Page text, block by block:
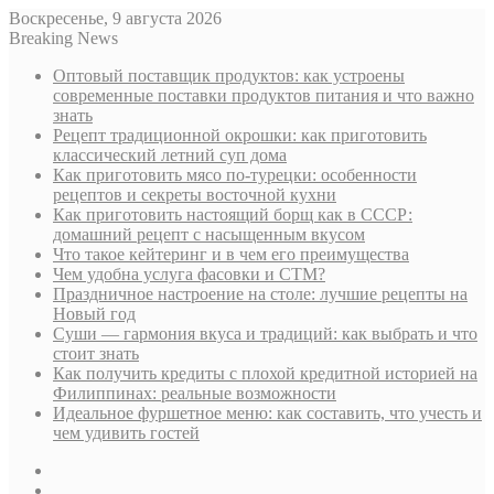
Воскресенье, 9 августа 2026
Breaking News
Оптовый поставщик продуктов: как устроены
современные поставки продуктов питания и что важно
знать
Рецепт традиционной окрошки: как приготовить
классический летний суп дома
Как приготовить мясо по-турецки: особенности
рецептов и секреты восточной кухни
Как приготовить настоящий борщ как в СССР:
домашний рецепт с насыщенным вкусом
Что такое кейтеринг и в чем его преимущества
Чем удобна услуга фасовки и СТМ?
Праздничное настроение на столе: лучшие рецепты на
Новый год
Суши — гармония вкуса и традиций: как выбрать и что
стоит знать
Как получить кредиты с плохой кредитной историей на
Филиппинах: реальные возможности
Идеальное фуршетное меню: как составить, что учесть и
чем удивить гостей